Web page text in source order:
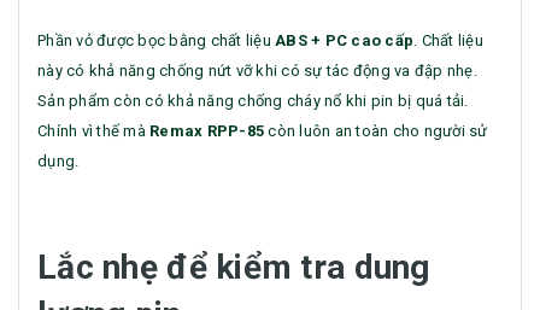
Phần vỏ được bọc bằng chất liệu ABS + PC cao cấp. Chất liệu
này có khả năng chống nứt vỡ khi có sự tác động va đập nhẹ.
Sản phẩm còn có khả năng chống cháy nổ khi pin bị quá tải.
Chính vì thế mà Remax RPP-85 còn luôn an toàn cho người sử
dụng.
Lắc nhẹ để kiểm tra dung